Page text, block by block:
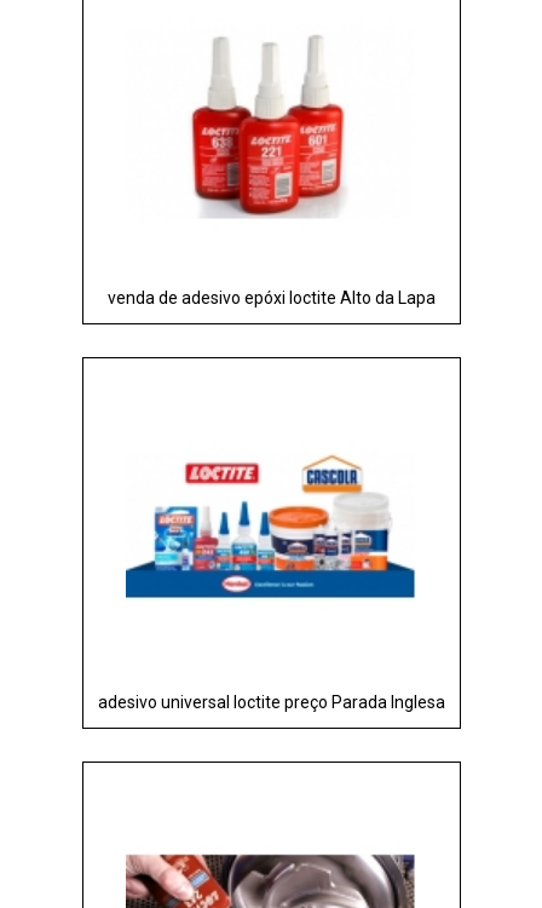
venda de adesivo epóxi loctite Alto da Lapa
adesivo universal loctite preço Parada Inglesa